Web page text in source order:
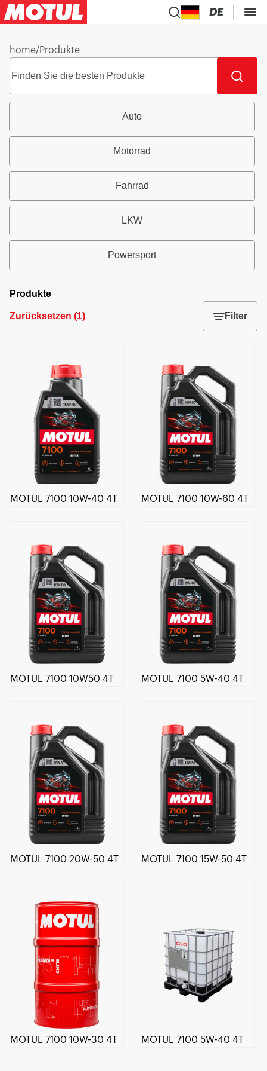
DE
home/Produkte
Auto
Motorrad
Fahrrad
LKW
Powersport
Produkte
Zurücksetzen (1) Filter
MOTUL 7100 10W-40 4T MOTUL 7100 10W-60 4T
MOTUL 7100 10W50 4T MOTUL 7100 5W-40 4T
MOTUL 7100 20W-50 4T MOTUL 7100 15W-50 4T
MOTUL 7100 10W-30 4T MOTUL 7100 5W-40 4T